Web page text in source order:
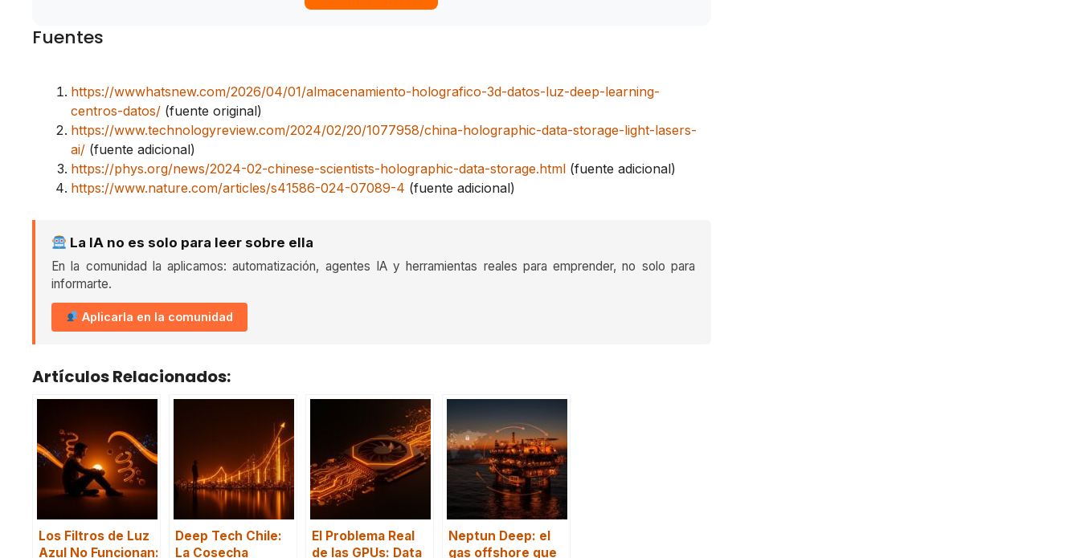
Fuentes
https://wwwhatsnew.com/2026/04/01/almacenamiento-holografico-3d-datos-luz-deep-learning-
centros-datos/ (fuente original)
https://www.technologyreview.com/2024/02/20/1077958/china-holographic-data-storage-light-lasers-
ai/ (fuente adicional)
https://phys.org/news/2024-02-chinese-scientists-holographic-data-storage.html (fuente adicional)
https://www.nature.com/articles/s41586-024-07089-4 (fuente adicional)
La IA no es solo para leer sobre ella
En la comunidad la aplicamos: automatización, agentes IA y herramientas reales para emprender, no solo para
informarte.
Aplicarla en la comunidad
Artículos Relacionados:
Los Filtros de Luz
Azul No Funcionan:
Deep Tech Chile:
La Cosecha
El Problema Real
de las GPUs: Data
Neptun Deep: el
gas offshore que